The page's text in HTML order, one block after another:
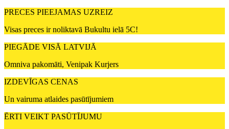
PRECES PIEEJAMAS UZREIZ
Visas preces ir noliktavā Bukultu ielā 5C!
PIEGĀDE VISĀ LATVIJĀ
Omniva pakomāti, Venipak Kurjers
IZDEVĪGAS CENAS
Un vairuma atlaides pasūtījumiem
ĒRTI VEIKT PASŪTĪJUMU